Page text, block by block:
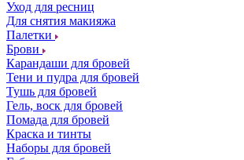
Уход для ресниц
Для снятия макияжа
Палетки
Брови
Карандаши для бровей
Тени и пудра для бровей
Тушь для бровей
Гель, воск для бровей
Помада для бровей
Краска и тинты
Наборы для бровей